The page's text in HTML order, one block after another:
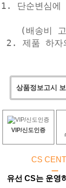
1. 단순변심에
(배송비
2. 제품 하자
상품정보고시 보
VIP/신도인증
CS
ㅡ
유선 CS는 운영